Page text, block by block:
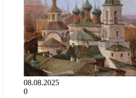
08.08.2025
0